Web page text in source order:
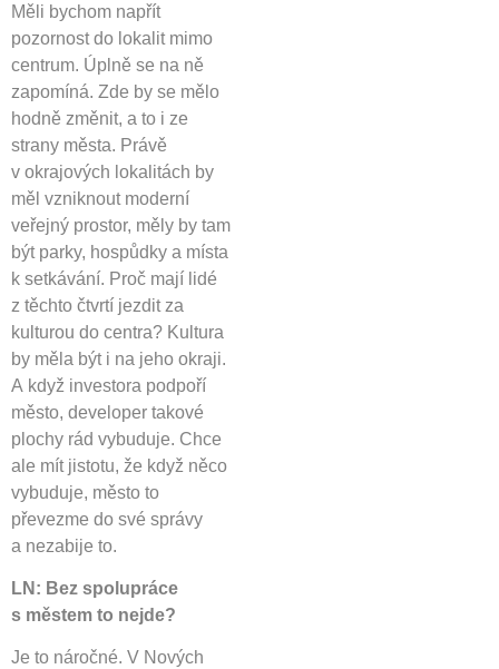
Měli bychom napřít
pozornost do lokalit mimo
centrum. Úplně se na ně
zapomíná. Zde by se mělo
hodně změnit, a to i ze
strany města. Právě
v okrajových lokalitách by
měl vzniknout moderní
veřejný prostor, měly by tam
být parky, hospůdky a místa
k setkávání. Proč mají lidé
z těchto čtvrtí jezdit za
kulturou do centra? Kultura
by měla být i na jeho okraji.
A když investora podpoří
město, developer takové
plochy rád vybuduje. Chce
ale mít jistotu, že když něco
vybuduje, město to
převezme do své správy
a nezabije to.
LN: Bez spolupráce
s městem to nejde?
Je to náročné. V Nových